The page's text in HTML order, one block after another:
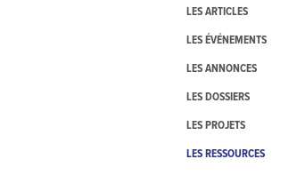
LES ARTICLES
LES ÉVÉNEMENTS
LES ANNONCES
LES DOSSIERS
LES PROJETS
LES RESSOURCES